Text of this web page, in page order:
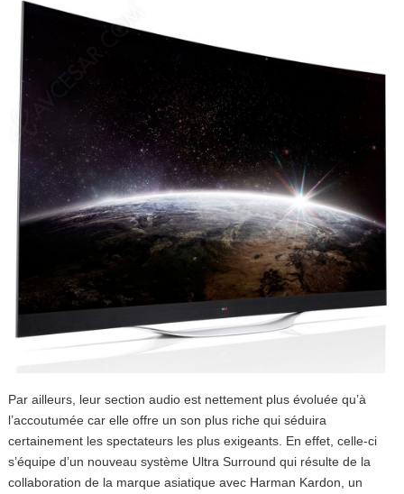
Par ailleurs, leur section audio est nettement plus évoluée qu’à
l’accoutumée car elle offre un son plus riche qui séduira
certainement les spectateurs les plus exigeants. En effet, celle-ci
s’équipe d’un nouveau système Ultra Surround qui résulte de la
collaboration de la marque asiatique avec Harman Kardon, un